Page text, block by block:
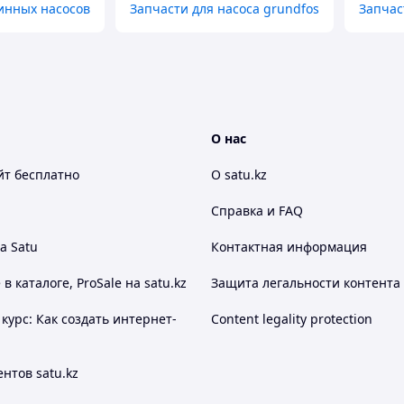
насосов Запчасти для насоса grundfos
бесплатно
Satu
каталоге, ProSale на satu.kz
Как создать интернет-
satu.kz
О нас
О satu.kz
Справка и FAQ
Контактная информация
Защита легальности контента
Content legality protection